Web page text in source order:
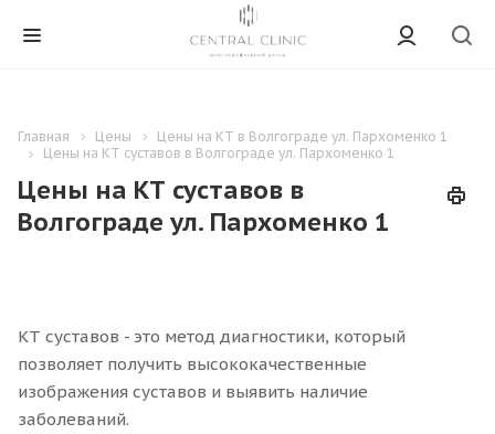
Главная Цены
Цены на КТ в Волгограде ул. Пархоменко 1
Цены на КТ суставов в Волгограде ул. Пархоменко 1
Цены на КТ суставов в
Волгограде ул. Пархоменко 1
КТ суставов - это метод диагностики, который
позволяет получить высококачественные
изображения суставов и выявить наличие
заболеваний.